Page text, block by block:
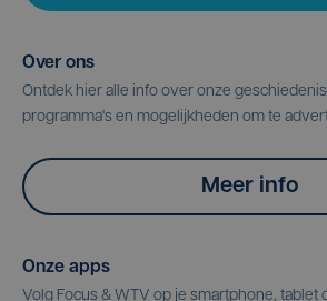
Over ons
Ontdek hier alle info over onze
programma's en mogelijkheden om te
Meer info
Onze apps
Volg Focus & WTV op je smartphone, tablet